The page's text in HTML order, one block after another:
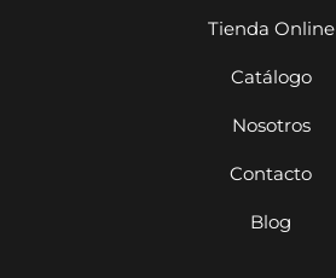
Tienda Online
Catálogo
Nosotros
Contacto
Blog